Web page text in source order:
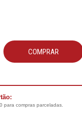
COMPRAR
para compras parceladas.